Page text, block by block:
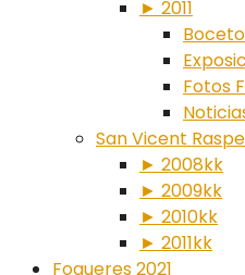
► 2011
Fotos
San Vicent
► 2008kk
► 2009kk
► 2010kk
► 2011kk
Fogueres 2021